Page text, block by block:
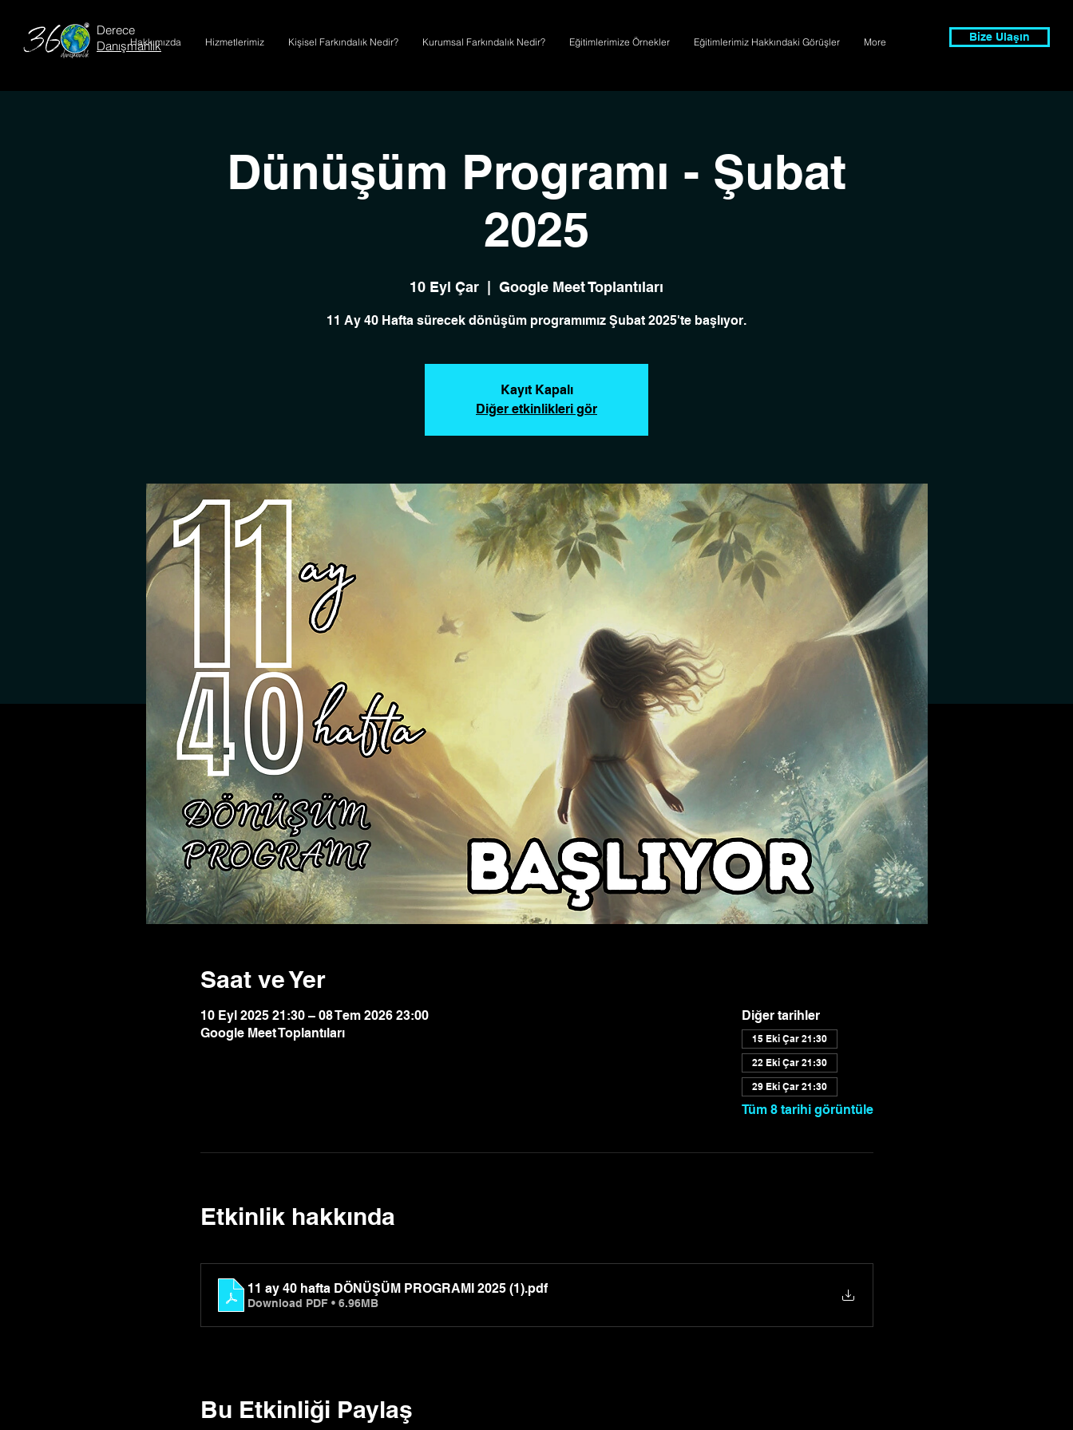
Derece
Danışmanlık
Hakkımızda Hizmetlerimiz Kişisel Farkındalık Nedir? Kurumsal Farkındalık Nedir? Eğitimlerimize Örnekler Eğitimlerimiz Hakkındaki Görüşler More Bize Ulaşın
Dünüşüm Programı - Şubat
2025
10 Eyl Çar Google Meet Toplantıları
11 Ay 40 Hafta sürecek dönüşüm programımız Şubat 2025'te başlıyor.
Kayıt Kapalı
Diğer etkinlikleri gör
Saat ve Yer
10 Eyl 2025 21:30 – 08 Tem 2026 23:00
Google Meet Toplantıları
Diğer tarihler
15 Eki Çar 21:30
22 Eki Çar 21:30
29 Eki Çar 21:30
Tüm 8 tarihi görüntüle
Etkinlik hakkında
11 ay 40 hafta DÖNÜŞÜM PROGRAMI 2025 (1).pdf
Download PDF • 6.96MB
Bu Etkinliği Paylaş